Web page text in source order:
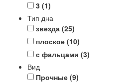
3 (1)
Тип дна
звезда (25)
плоское (10)
с фальцами (3)
Вид
Прочные (9)